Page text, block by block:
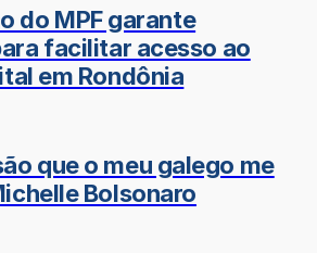
do MPF garante
facilitar acesso ao
em Rondônia
que o meu galego me
Bolsonaro